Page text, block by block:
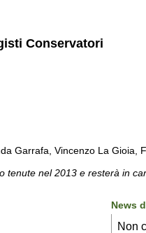
Conservatori
Garrafa, Vincenzo La Gioia,
nel 2013 e resterà in
News
Non